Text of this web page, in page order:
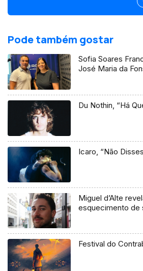
França e
Pode também gostar
Sofia Soares
José Maria da
Du Nothin, “Há
Icaro, “Não
Miguel d’Alte
esquecimento de
Festival do